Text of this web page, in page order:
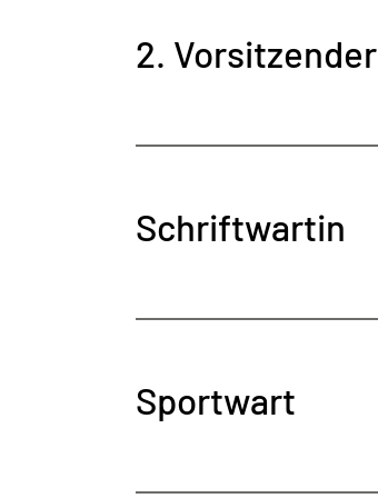
2. Vorsitzender
Schriftwartin
Sportwart